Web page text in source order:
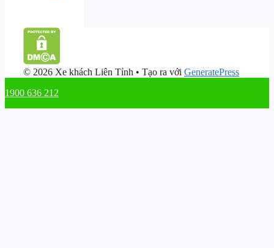
© 2026 Xe khách Liên Tỉnh • Tạo ra với GeneratePress
1900 636 212